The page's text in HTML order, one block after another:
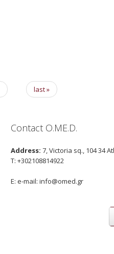
last »
Contact O.ME.D.
Address:7, Victoria sq., 104 34
Τ: +302108814922
E: e-mail:info@omed.gr